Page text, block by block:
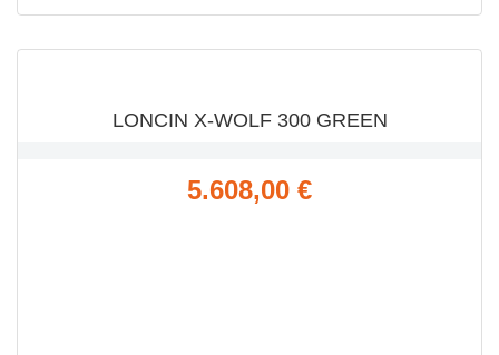
VISTA RÁPIDA
LONCIN X-WOLF 300 GREEN
Precio
5.608,00 €